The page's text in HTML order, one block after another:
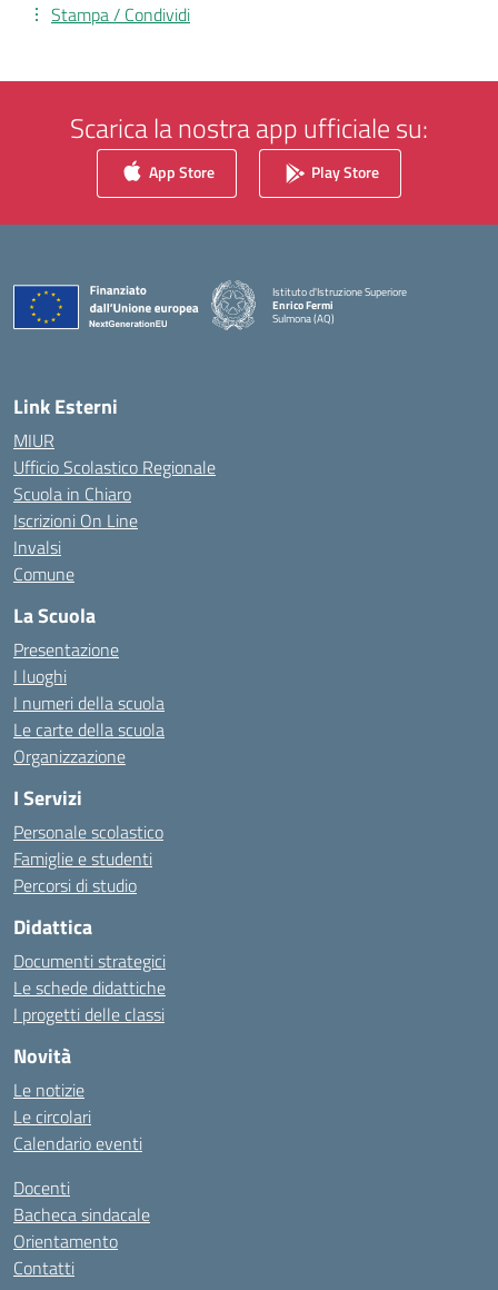
Stampa / Condividi
Scarica la nostra app ufficiale su:
App Store Play Store
Istituto d'Istruzione Superiore
Enrico Fermi
Sulmona (AQ)
— Visita la pagina iniziale della scuola
Link Esterni
MIUR
Ufficio Scolastico Regionale
Scuola in Chiaro
Iscrizioni On Line
Invalsi
Comune
La Scuola
Presentazione
I luoghi
I numeri della scuola
Le carte della scuola
Organizzazione
I Servizi
Personale scolastico
Famiglie e studenti
Percorsi di studio
Didattica
Documenti strategici
Le schede didattiche
I progetti delle classi
Novità
Le notizie
Le circolari
Calendario eventi
Docenti
Bacheca sindacale
Orientamento
Contatti